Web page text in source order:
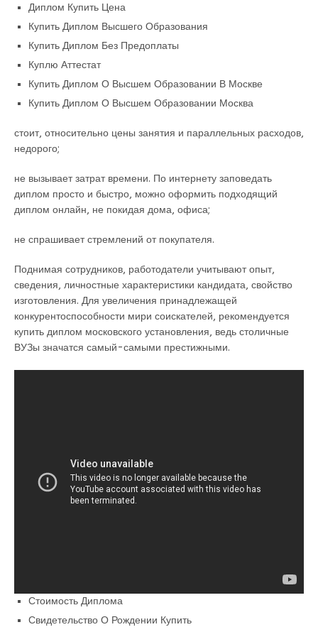
Диплом Купить Цена
Купить Диплом Высшего Образования
Купить Диплом Без Предоплаты
Куплю Аттестат
Купить Диплом О Высшем Образовании В Москве
Купить Диплом О Высшем Образовании Москва
стоит, относительно цены занятия и параллельных расходов,
недорого;
не вызывает затрат времени. По интернету заповедать
диплом просто и быстро, можно оформить подходящий
диплом онлайн, не покидая дома, офиса;
не спрашивает стремлений от покупателя.
Поднимая сотрудников, работодатели учитывают опыт,
сведения, личностные характеристики кандидата, свойство
изготовления. Для увеличения принадлежащей
конкурентоспособности мири соискателей, рекомендуется
купить диплом московского установления, ведь столичные
ВУЗы значатся самый-самыми престижными.
Стоимость Диплома
Свидетельство О Рождении Купить